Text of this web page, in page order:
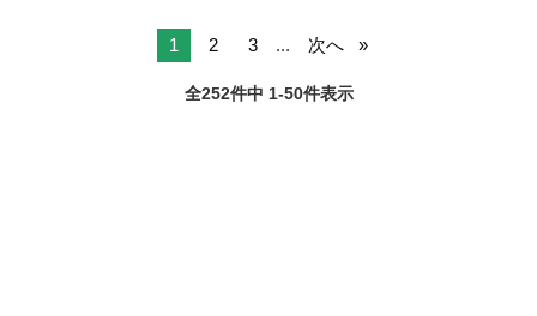
1 2 3 ... 次へ
全252件中 1-50件表示